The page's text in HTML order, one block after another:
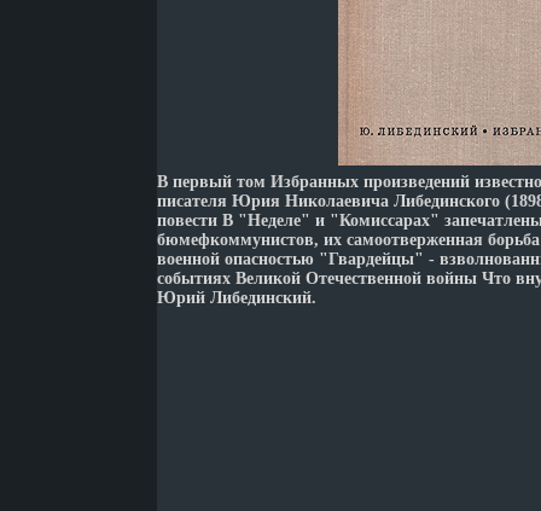
В первый том Избранных произведений
писателя Юрия Николаевича Либединского
повести В "Неделе" и "Комиссарах"
бюмефкоммунистов, их самоотверженная борьба
военной опасностью "Гвардейцы" -
событиях Великой Отечественной войны Что
Юрий Либединский.